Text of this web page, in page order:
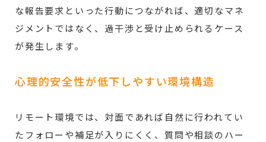
な報告要求といった行動につながれば、適切なマネ
ジメントではなく、過干渉と受け止められるケース
が発生します。
心理的安全性が低下しやすい環境構造
リモート環境では、対面であれば自然に行われてい
たフォローや補足が入りにくく、質問や相談のハー